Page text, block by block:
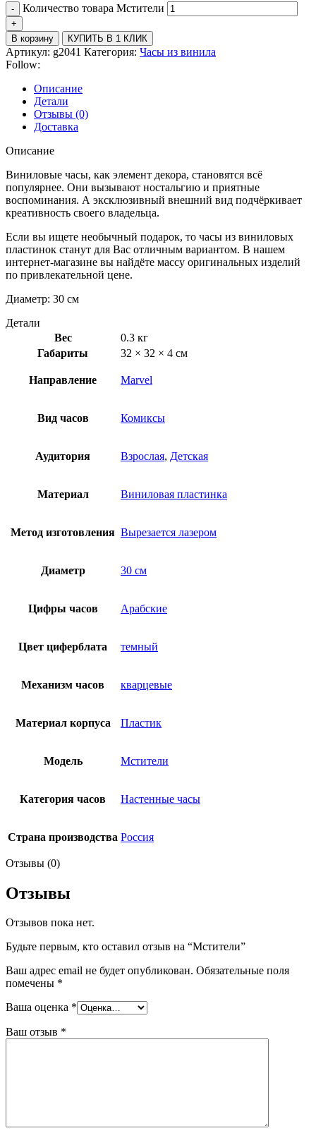
Количество товара Мстители
В корзину КУПИТЬ В 1 КЛИК
Артикул: g2041 Категория: Часы из винила
Follow:
Описание
Детали
Отзывы (0)
Доставка
Описание
Виниловые часы, как элемент декора, становятся всё
популярнее. Они вызывают ностальгию и приятные
воспоминания. А эксклюзивный внешний вид подчёркивает
креативность своего владельца.
Если вы ищете необычный подарок, то часы из виниловых
пластинок станут для Вас отличным вариантом. В нашем
интернет-магазине вы найдёте массу оригинальных изделий
по привлекательной цене.
Диаметр: 30 см
Детали
Вес
0.3 кг
Габариты
32 × 32 × 4 см
Направление Marvel
Вид часов Комиксы
Аудитория Взрослая, Детская
Материал Виниловая пластинка
Метод изготовления Вырезается лазером
Диаметр 30 см
Цифры часов Арабские
Цвет циферблата темный
Механизм часов кварцевые
Материал корпуса Пластик
Модель Мстители
Категория часов Настенные часы
Страна производства Россия
Отзывы (0)
Отзывы
Отзывов пока нет.
Будьте первым, кто оставил отзыв на “Мстители”
Ваш адрес email не будет опубликован. Обязательные поля
помечены *
Ваша оценка *
Ваш отзыв *